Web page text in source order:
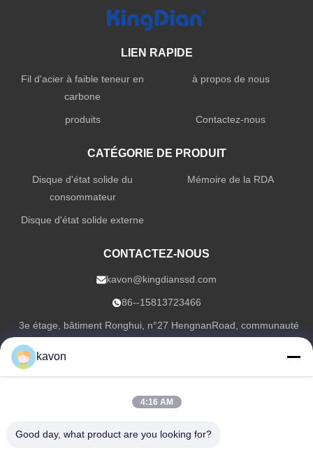
LIEN RAPIDE
Fil d'acier à faible teneur en
carbone
à propos de nous
produits Contactez-nous
CATÉGORIE DE PRODUIT
Disque d'état solide du
consommateur
Mémoire de la RDA
Disque d'état solide externe
CONTACTEZ-NOUS
kavon@kingdianssd.com
86--15813723466
3e étage, bâtiment Ronghui, n°27 HengnanRoad, communauté
Guxing, rue Xixiang, district Bao'an, Shenzhen, Guangdong,
du site
kavon
4:16 AM
Good day, what product are you looking for?